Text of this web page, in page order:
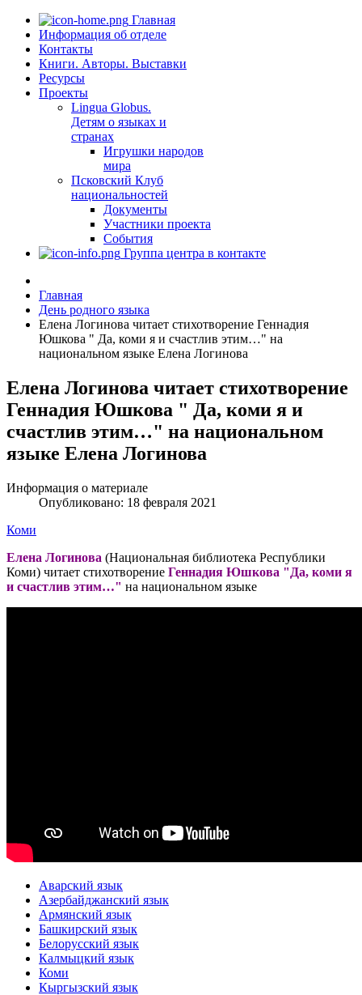
Главная
Информация об отделе
Контакты
Книги. Авторы. Выставки
Ресурсы
Проекты
Lingua Globus.
Детям о языках и
странах
Игрушки народов
мира
Псковский Клуб
национальностей
Документы
Участники проекта
События
Группа центра в контакте
Главная
День родного языка
Елена Логинова читает стихотворение Геннадия
Юшкова " Да, коми я и счастлив этим…" на
национальном языке Елена Логинова
Елена Логинова читает стихотворение
Геннадия Юшкова " Да, коми я и
счастлив этим…" на национальном
языке Елена Логинова
Информация о материале
Опубликовано: 18 февраля 2021
Коми
Елена Логинова (Национальная библиотека Республики
Коми) читает стихотворение Геннадия Юшкова "Да, коми я
и счастлив этим…" на национальном языке
Аварский язык
Азербайджанский язык
Армянский язык
Башкирский язык
Белорусский язык
Калмыцкий язык
Коми
Кыргызский язык